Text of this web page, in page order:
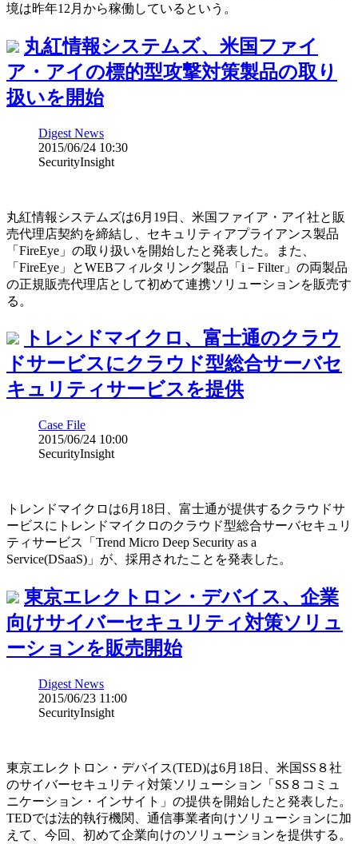
境は昨年12月から稼働しているという。
丸紅情報システムズ、米国ファイ
ア・アイの標的型攻撃対策製品の取り
扱いを開始
Digest News
2015/06/24 10:30
SecurityInsight
丸紅情報システムズは6月19日、米国ファイア・アイ社と販
売代理店契約を締結し、セキュリティアプライアンス製品
「FireEye」の取り扱いを開始したと発表した。また、
「FireEye」とWEBフィルタリング製品「i－Filter」の両製品
の正規販売代理店として初めて連携ソリューションを販売す
る。
トレンドマイクロ、富士通のクラウ
ドサービスにクラウド型総合サーバセ
キュリティサービスを提供
Case File
2015/06/24 10:00
SecurityInsight
トレンドマイクロは6月18日、富士通が提供するクラウドサ
ービスにトレンドマイクロのクラウド型総合サーバセキュリ
ティサービス「Trend Micro Deep Security as a
Service(DSaaS)」が、採用されたことを発表した。
東京エレクトロン・デバイス、企業
向けサイバーセキュリティ対策ソリュ
ーションを販売開始
Digest News
2015/06/23 11:00
SecurityInsight
東京エレクトロン・デバイス(TED)は6月18日、米国SS８社
のサイバーセキュリティ対策ソリューション「SS８コミュ
ニケーション・インサイト」の提供を開始したと発表した。
TEDでは法的執行機関、通信事業者向けソリューションに加
えて、今回、初めて企業向けのソリューションを提供する。